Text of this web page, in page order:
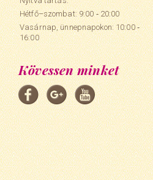
Hétfő–szombat: 9:00 ‑ 20:00
Vasárnap, ünnepnapokon: 10:00 ‑
16:00
Kövessen minket